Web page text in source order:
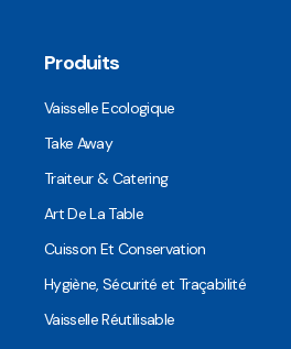
Produits
Vaisselle Ecologique
Take Away
Traiteur & Catering
Art De La Table
Cuisson Et Conservation
Hygiène, Sécurité et Traçabilité
Vaisselle Réutilisable